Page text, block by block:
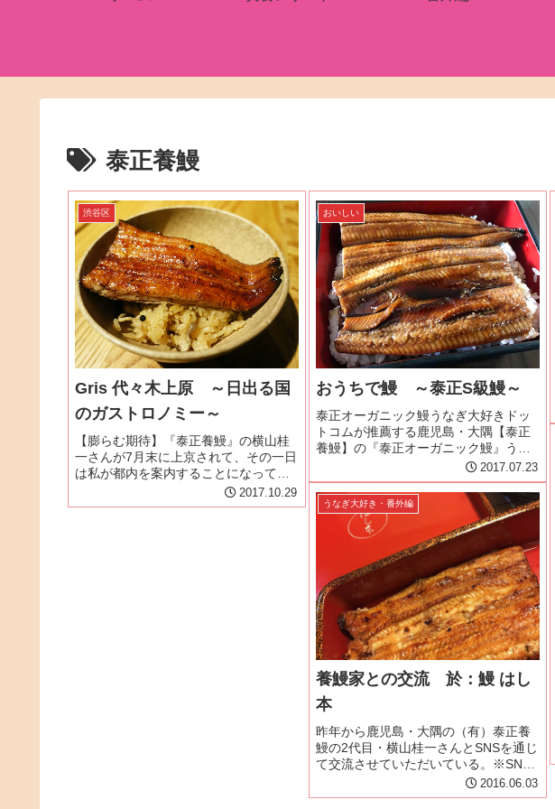
泰正養鰻
渋谷区
Gris 代々木上原 ～日出る国
のガストロノミー～
【膨らむ期待】『泰正養鰻』の横山桂
一さんが7月末に上京されて、その一日
は私が都内を案内することになってい
た。横山さんと久しぶりに会い、再会
の挨拶をすると「昨日 すご～く熱い人
2017.10.29
おいしい
おうちで鰻 ～泰正S級鰻～
泰正オーガニック鰻うなぎ大好きドッ
トコムが推薦する鹿児島・大隅【泰正
養鰻】の『泰正オーガニック鰻』うな
ぎ大好きドットコムでは2016年7月19
日付の記事で『泰正オーガニック鰻』
を取り上げて詳説している。あれから1
年。当初からの取扱店である東...
2017.07.23
うなぎ大好き・番外編
養鰻家との交流 於：鰻 はし
本
昨年から鹿児島・大隅の（有）泰正養
鰻の2代目・横山桂一さんとSNSを通じ
て交流させていただいている。※SNS
アカウントは泰斗商店Facebookペー
ジ 鰻）泰斗商店Twitter 横山桂一横
2016.06.03